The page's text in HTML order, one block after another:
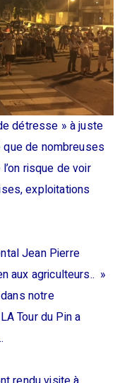
détresse » à juste
que de nombreuses
risque de voir
exploitations
Jean Pierre
aux agriculteurs.. »
notre
Tour du Pin a